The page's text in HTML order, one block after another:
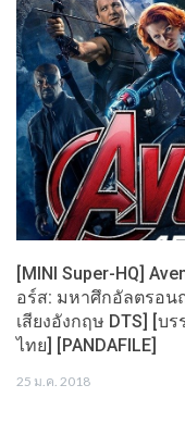
[MINI Super-HQ]
อร์ส: มหาศึกอัลตรอน
เสียงอังกฤษ DTS] [บ
ไทย] [PANDAFILE]
25 ม.ค. 2018